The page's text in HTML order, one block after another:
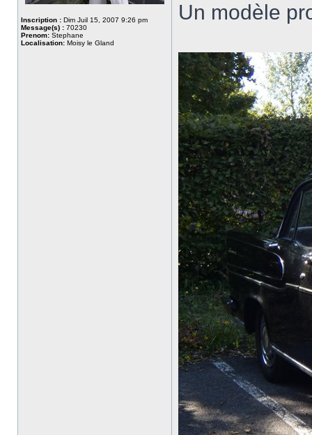
Inscription : Dim Juil 15, 2007 9:26 pm
Message(s) : 70230
Prenom: Stephane
Localisation: Moisy le Gland
Un modèle